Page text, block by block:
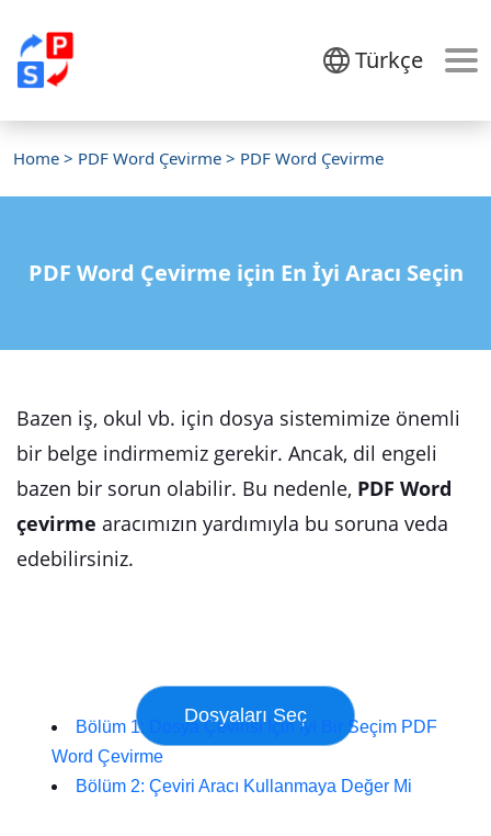
Türkçe
Home > PDF Word Çevirme > PDF Word Çevirme
PDF Word Çevirme için En İyi Aracı Seçin
Bazen iş, okul vb. için dosya sistemimize önemli
bir belge indirmemiz gerekir. Ancak, dil engeli
bazen bir sorun olabilir. Bu nedenle, PDF Word
çevirme aracımızın yardımıyla bu soruna veda
edebilirsiniz.
Bölüm 1: Dosya Çevirisi İçin İyi Bir Seçim PDF
Word Çevirme
Bölüm 2: Çeviri Aracı Kullanmaya Değer Mi